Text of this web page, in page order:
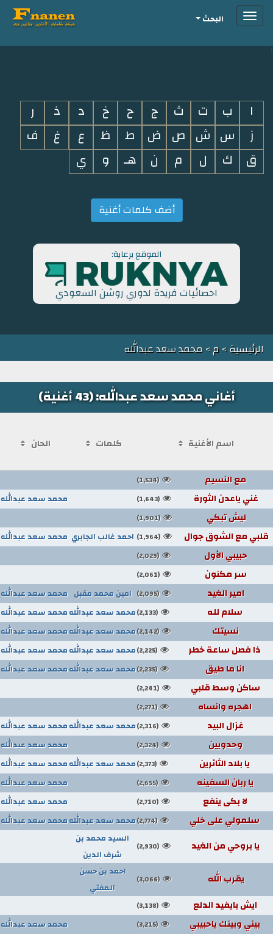
i
Toggleالبحث
ا ب ت ث ج ح خ د ذ
ر
ز
س ش ص ض ط ظ ع غ
ف
ق
ك ل م ن هـ و ي
أضف كلمات أغنية
الموقع برعاية:
احصائيات فريدة لدوري روشن السعودي
الرئيسية> م> محمد سعد عبدالله
أغاني محمد سعد عبدالله: (43 أغنية)
اسم الأغنية كلمات الحان
مع النسيم (1,534)
غني ياعدن الثورة (1,643) محمد سعد عبدالله
ليش تبكي (1,901)
قلبي مع الشوق جوال (1,964) احمد غالب الجابري محمد سعد عبدالله
حبيبي الأول (2,029)
سر مكنون (2,061)
امير الغيد (2,095) امين محمد مقبل محمد سعد عبدالله
سلام لله (2,133) محمد سعد عبداللهمحمد سعد عبدالله
نسيتك (2,142) محمد سعد عبداللهمحمد سعد عبدالله
ذا فصل ساعة خطر (2,225) محمد سعد عبداللهمحمد سعد عبدالله
انا ما طيق (2,235) محمد سعد عبداللهمحمد سعد عبدالله
ساكن وسط قلبي (2,241)
اهجره وانساه (2,271)
غزال البيد (2,316) محمد سعد عبداللهمحمد سعد عبدالله
وحدويين (2,324) محمد سعد عبدالله
يا بلاد الثائرين (2,373) محمد سعد عبداللهمحمد سعد عبدالله
يا ربان السفينه (2,655) محمد سعد عبدالله
لا بكى ينفع (2,710) محمد سعد عبدالله
سلمولي على خلي (2,774) محمد سعد عبداللهمحمد سعد عبدالله
يا بروحي من الغيد (2,930)
السيد محمد بن
شرف الدين
يقرب الله (3,066)
احمد بن حسن
المفتي
ايش بايفيد الدلع (3,138)
بيني وبينك ياحبيبي (3,215) محمد سعد عبدالله